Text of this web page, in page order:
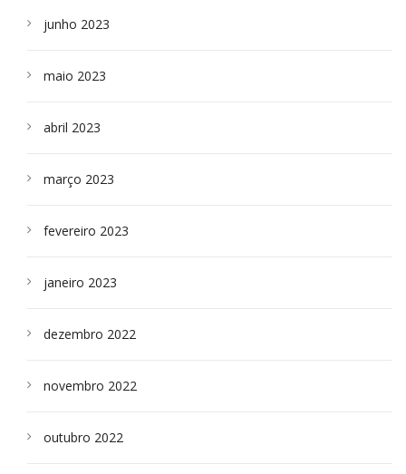
junho 2023
maio 2023
abril 2023
março 2023
fevereiro 2023
janeiro 2023
dezembro 2022
novembro 2022
outubro 2022